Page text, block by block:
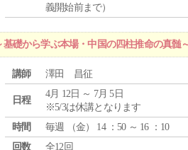
義開始前まで）
礎から学ぶ本場・中国の四柱推命の真髄
講師 澤田 昌征
日程
4月 12日 ～ 7月 5日
※5/3は休講となります
時間
毎週 （金） 14 ：50 ～ 16 ：10
回数
全12回